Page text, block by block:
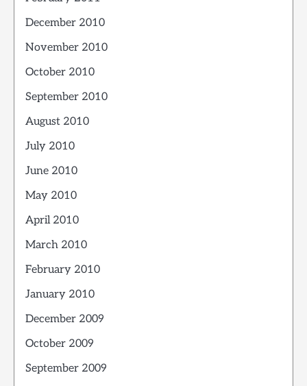
December 2010
November 2010
October 2010
September 2010
August 2010
July 2010
June 2010
May 2010
April 2010
March 2010
February 2010
January 2010
December 2009
October 2009
September 2009